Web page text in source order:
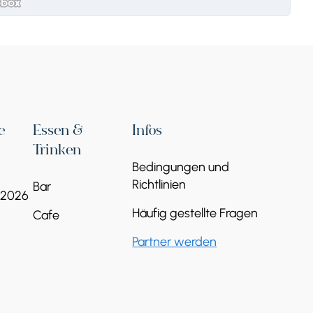
Essen &
Trinken
Bar
Cafe
Infos
Bedingungen und
Richtlinien
Häufig gestellte Fragen
Partner werden